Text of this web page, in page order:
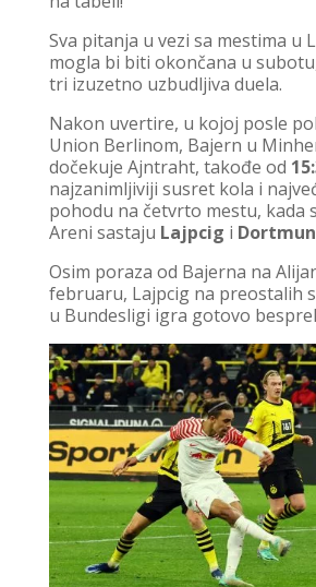
Sva pitanja u vezi sa mestima u
mogla bi biti okončana u
tri izuzetno uzbudljiva duela.
Nakon uvertire, u kojoj posle
Union Berlinom, Bajern u
dočekuje Ajntraht, takođe od
najzanimljiviji susret kola i
pohodu na četvrto mestu, kada
Areni sastaju Lajpcig i
Osim poraza od Bajerna na
februaru, Lajpcig na preostalih
u Bundesligi igra gotovo